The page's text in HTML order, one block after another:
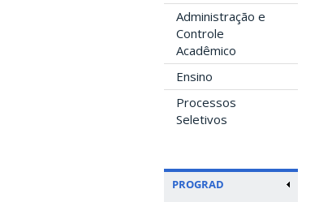
Administração e
Controle
Acadêmico
Ensino
Processos
Seletivos
PROGRAD